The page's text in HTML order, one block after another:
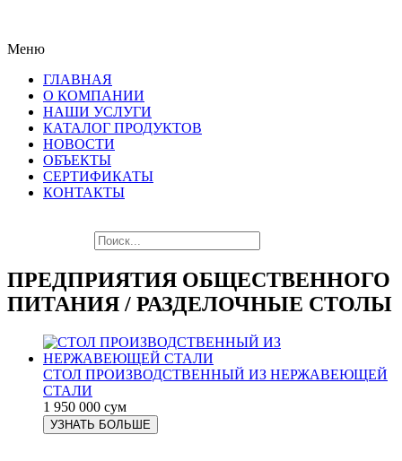
Меню
ГЛАВНАЯ
О КОМПАНИИ
НАШИ УСЛУГИ
КАТАЛОГ ПРОДУКТОВ
НОВОСТИ
ОБЪЕКТЫ
СЕРТИФИКАТЫ
КОНТАКТЫ
ПРЕДПРИЯТИЯ ОБЩЕСТВЕННОГО
ПИТАНИЯ / РАЗДЕЛОЧНЫЕ СТОЛЫ
СТОЛ ПРОИЗВОДСТВЕННЫЙ ИЗ НЕРЖАВЕЮЩЕЙ
СТАЛИ
1 950 000 сум
УЗНАТЬ БОЛЬШЕ